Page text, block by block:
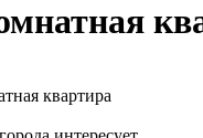
квартира